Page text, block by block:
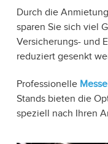
Durch die
sparen Sie sich viel
Versicherungs- und
reduziert gesenkt
Professionelle
Stands bieten die
speziell nach Ihren